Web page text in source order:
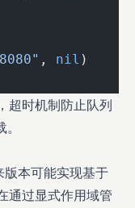
, nil )
超时机制防止队列
本可能实现基于
通过显式作用域管